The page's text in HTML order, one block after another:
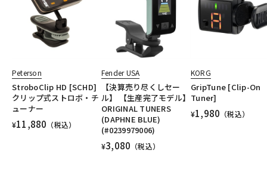
Peterson
StroboClip HD [SCHD]
クリップ式ストロボ・チ
ューナー
¥11,880 （税込）
Fender USA
【決算売り尽くしセー
ル】 【生産完了モデル】
ORIGINAL TUNERS
(DAPHNE BLUE)
(#0239979006)
¥3,080 （税込）
KORG
GripTune [Clip-On
Tuner]
¥1,980 （税込）